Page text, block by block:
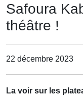
Safoura
théâtre !
22 décembre 2023
La voir sur les